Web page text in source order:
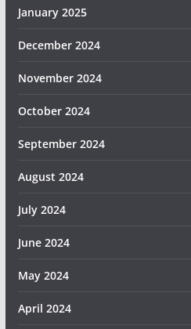
January 2025
December 2024
November 2024
October 2024
September 2024
August 2024
July 2024
June 2024
May 2024
April 2024